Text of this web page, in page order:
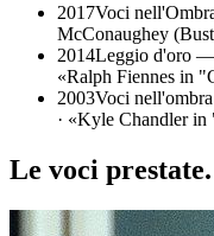
2017Voci
McConaughey
2014Leggio d'oro —
«Ralph Fiennes in
2003Voci
· «Kyle Chandler in
Le voci prestate.